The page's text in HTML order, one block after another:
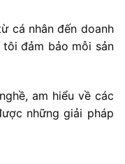
cá nhân đến doanh
đảm bảo mỗi sản
am hiểu về các
những giải pháp